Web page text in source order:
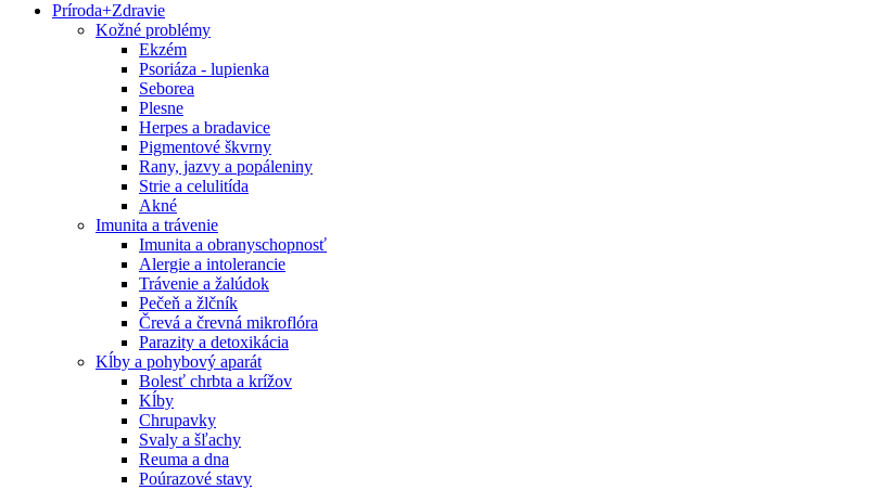
Príroda+Zdravie
Kožné problémy
Ekzém
Psoriáza - lupienka
Seborea
Plesne
Herpes a bradavice
Pigmentové škvrny
Rany, jazvy a popáleniny
Strie a celulitída
Akné
Imunita a trávenie
Imunita a obranyschopnosť
Alergie a intolerancie
Trávenie a žalúdok
Pečeň a žlčník
Črevá a črevná mikroflóra
Parazity a detoxikácia
Kĺby a pohybový aparát
Bolesť chrbta a krížov
Kĺby
Chrupavky
Svaly a šľachy
Reuma a dna
Poúrazové stavy